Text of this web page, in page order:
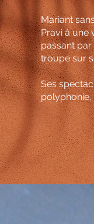
Mariant
Pravià une
passant
troupe sur
Ses
polyphonie,